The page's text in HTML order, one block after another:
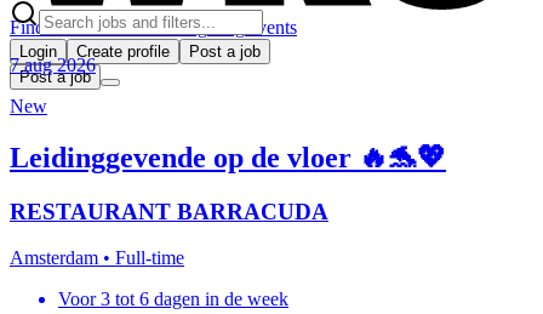
Find JobsUniversePricingBlog Events
Login Create profile
Post a job
Post a job
7 aug 2026
New
Leidinggevende op de vloer 🔥🐬💖
RESTAURANT BARRACUDA
Amsterdam • Full-time
Voor 3 tot 6 dagen in de week